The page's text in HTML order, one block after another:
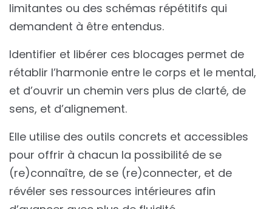
limitantes ou des schémas répétitifs qui
demandent à être entendus.
Identifier et libérer ces blocages permet de
rétablir l’harmonie entre le corps et le mental,
et d’ouvrir un chemin vers plus de clarté, de
sens, et d’alignement.
Elle utilise des outils concrets et accessibles
pour offrir à chacun la possibilité de se
(re)connaître, de se (re)connecter, et de
révéler ses ressources intérieures afin